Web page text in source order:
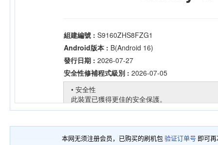
本网无须注册会员，已购买的刷机包 验证订单号 即可